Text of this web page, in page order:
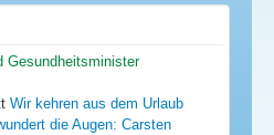
Gesundheitsminister
Wir kehren aus dem Urlaub
die Augen: Carsten